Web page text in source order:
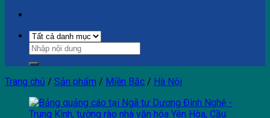
Trang chủ / Sản phẩm / Miền Bắc / Hà Nội